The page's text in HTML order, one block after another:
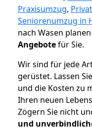
Praxisumzug,
Seniorenumzug in
nach Wasen planen
Angebotefür Sie.
Wir sind für jede
gerüstet. Lassen
und die Kosten zu
Ihren neuen
Zögern Sie nicht
und